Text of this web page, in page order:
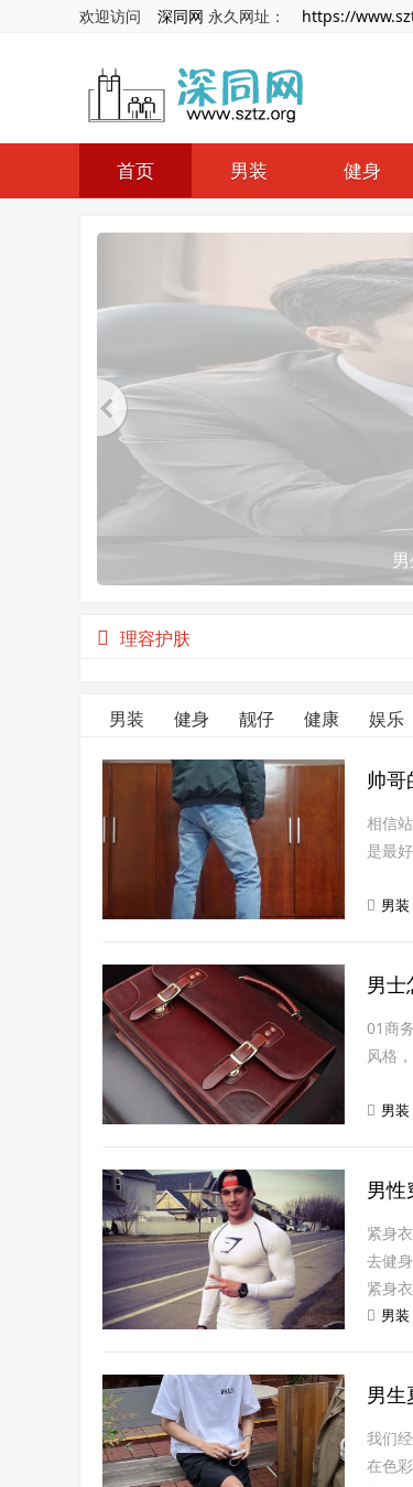
欢迎访问 深同网 永久网址： https://
首页 男装 健身
理容护肤
男装 健身 靓仔 健康 娱乐
帅哥
相信
是最好
男装
男士
01商
风格
男装
男性
紧身
去健
紧身
男装
男生
我们
在色